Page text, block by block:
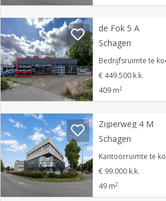
adverteren
Registreren
Login
de Fok 5 A
Schagen
Bedrijfsruimte te
€ 449.500 k.k.
409 m2
Zijperweg 4 M
Schagen
Kantoorruimte te
€ 99.000 k.k.
49 m2